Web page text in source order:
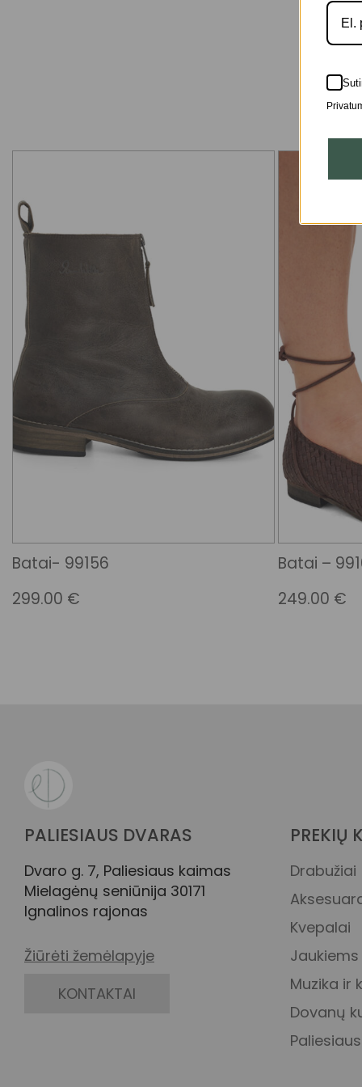
Batai- 99156
299.00 €
Batai –
249.00 €
PALIESIAUS DVARAS
Dvaro g. 7, Paliesiaus kaimas
Mielagėnų seniūnija 30171
Ignalinos rajonas
Žiūrėti žemėlapyje
KONTAKTAI
PREKIŲ
Drabužiai
Kvepalai
Muzika ir
Dovanų